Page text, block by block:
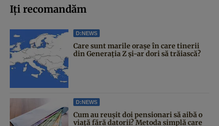
Iți recomandăm
D:NEWS
Care sunt marile orașe în care tinerii
din Generația Z și-ar dori să trăiască?
D:NEWS
Cum au reușit doi pensionari să aibă o
viață fără datorii? Metoda simplă care